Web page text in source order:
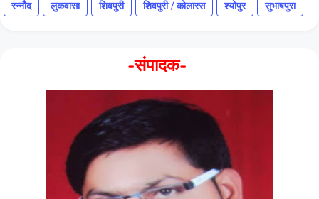
रन्नौद लुकवासा शिवपुरी शिवपुरी / कोलारस श्योपुर सुभाषपुरा
-संपादक-